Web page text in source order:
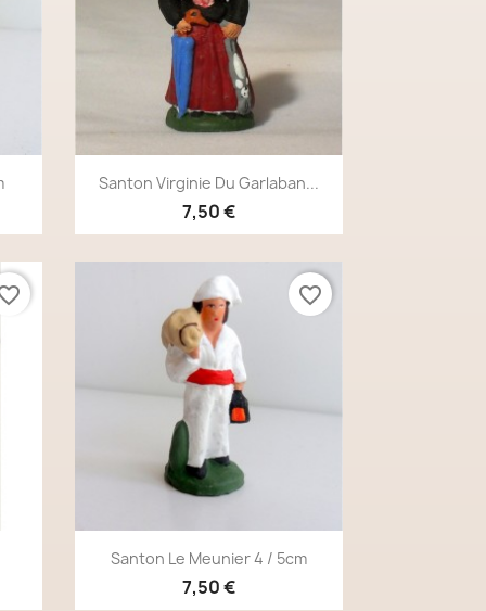
Aperçu rapide
Santon Virginie Du Garlaban...
7,50 €
Aperçu rapide
Santon Le Meunier 4 / 5cm
7,50 €
favorite_border